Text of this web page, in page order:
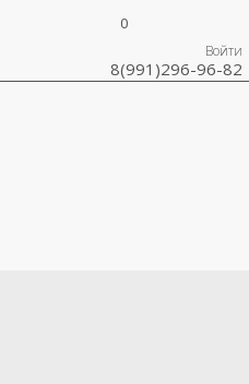
Войти
0
8(991)296-96-82